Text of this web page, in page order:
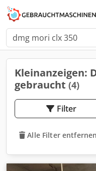
Kleinanzeigen:
gebraucht (4)
Filter
Alle Filter entfernen